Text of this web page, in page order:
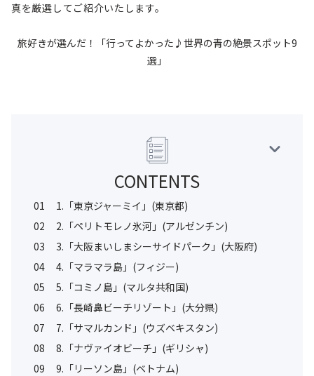
真を厳選してご紹介いたします。
旅好きが選んだ！「行ってよかった♪世界の青の絶景スポット9
選」
CONTENTS
01
1.「東京ジャーミイ」(東京都)
02
2.「ペリトモレノ氷河」(アルゼンチン)
03
3.「大阪まいしまシーサイドパーク」(大阪府)
04
4.「マラマラ島」(フィジー)
05
5.「コミノ島」(マルタ共和国)
06
6.「長崎鼻ビーチリゾート」(大分県)
07
7.「サマルカンド」(ウズベキスタン)
08
8.「ナヴァイオビーチ」(ギリシャ)
09
9.「リーソン島」(ベトナム)